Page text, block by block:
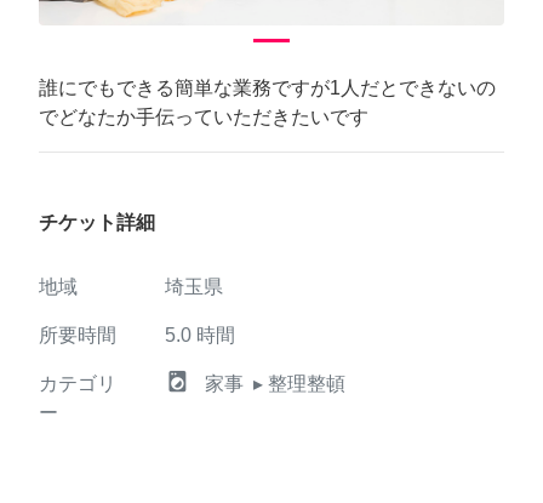
誰にでもできる簡単な業務ですが1人だとできないの
でどなたか手伝っていただきたいです
チケット詳細
地域 埼玉県
所要時間 5.0 時間
カテゴリ
ー
local_laundry_service 家事 ▸ 整理整頓